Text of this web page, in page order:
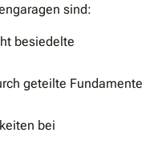
sind:
besiedelte
geteilte Fundamente
bei